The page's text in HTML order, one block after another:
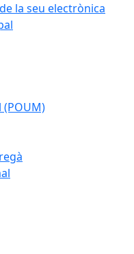
la seu electrònica